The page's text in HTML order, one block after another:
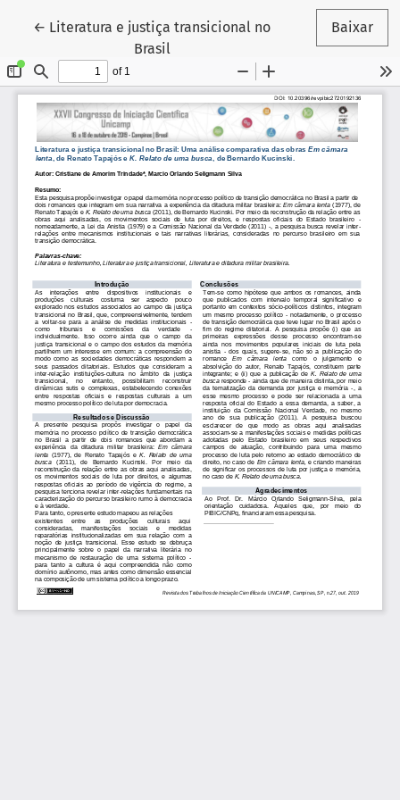
← Voltar aos Detalhes do Artigo
Literatura e justiça transicional no
Brasil
Baixar